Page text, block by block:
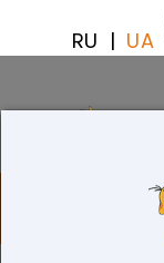
RU | UA